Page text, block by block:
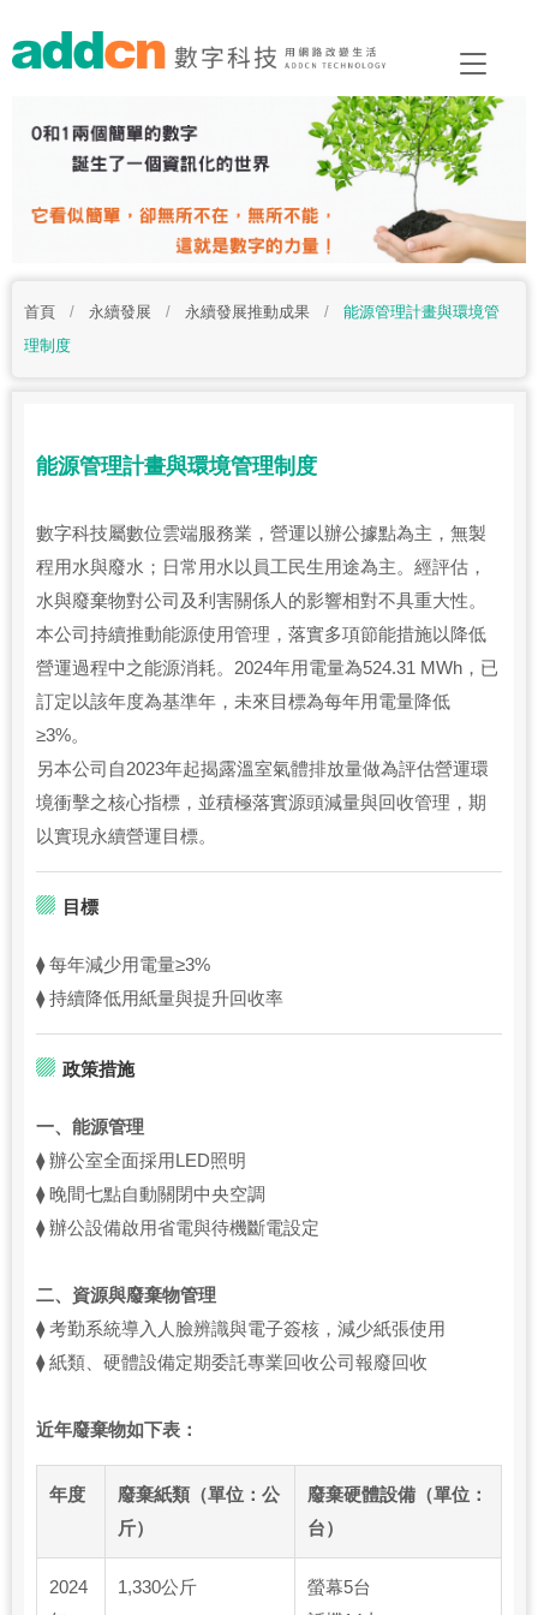
首頁 / 永續發展 / 永續發展推動成果 /
能源管理計畫與環境管
理制度
能源管理計畫與環境管理制度
數字科技屬數位雲端服務業，營運以辦公據點為主，無製
程用水與廢水；日常用水以員工民生用途為主。經評估，
水與廢棄物對公司及利害關係人的影響相對不具重大性。
本公司持續推動能源使用管理，落實多項節能措施以降低
營運過程中之能源消耗。2024年用電量為524.31 MWh，已
訂定以該年度為基準年，未來目標為每年用電量降低
≥3%。
另本公司自2023年起揭露溫室氣體排放量做為評估營運環
境衝擊之核心指標，並積極落實源頭減量與回收管理，期
以實現永續營運目標。
目標
⧫ 每年減少用電量≥3%
⧫ 持續降低用紙量與提升回收率
政策措施
一、能源管理
⧫ 辦公室全面採用LED照明
⧫ 晚間七點自動關閉中央空調
⧫ 辦公設備啟用省電與待機斷電設定
二、資源與廢棄物管理
⧫ 考勤系統導入人臉辨識與電子簽核，減少紙張使用
⧫ 紙類、硬體設備定期委託專業回收公司報廢回收
近年廢棄物如下表：
年度
廢棄紙類（單位：公
斤）
廢棄硬體設備（單位：
台）
2024
1,330公斤
螢幕5台